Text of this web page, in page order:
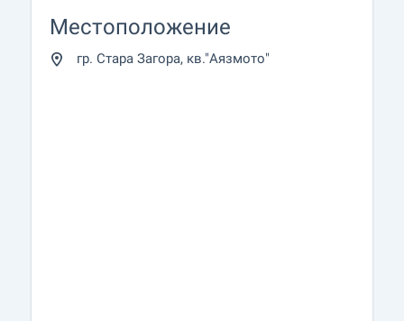
Местоположение
гр. Стара Загора, кв."Аязмото"